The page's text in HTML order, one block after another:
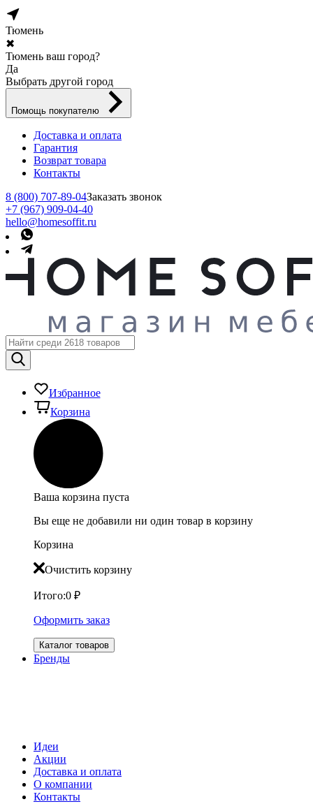
Тюмень
✖
Тюмень ваш город?
Да
Выбрать другой город
Помощь покупателю
Доставка и оплата
Гарантия
Возврат товара
Контакты
8 (800) 707-89-04Заказать звонок
+7 (967) 909-04-40
hello@homesoffit.ru
Избранное
Корзина
Ваша корзина пуста
Вы еще не добавили ни один товар в корзину
Корзина
Очистить корзину
Итого:0 ₽
Оформить заказ
Каталог товаров
Бренды
Идеи
Акции
Доставка и оплата
О компании
Контакты